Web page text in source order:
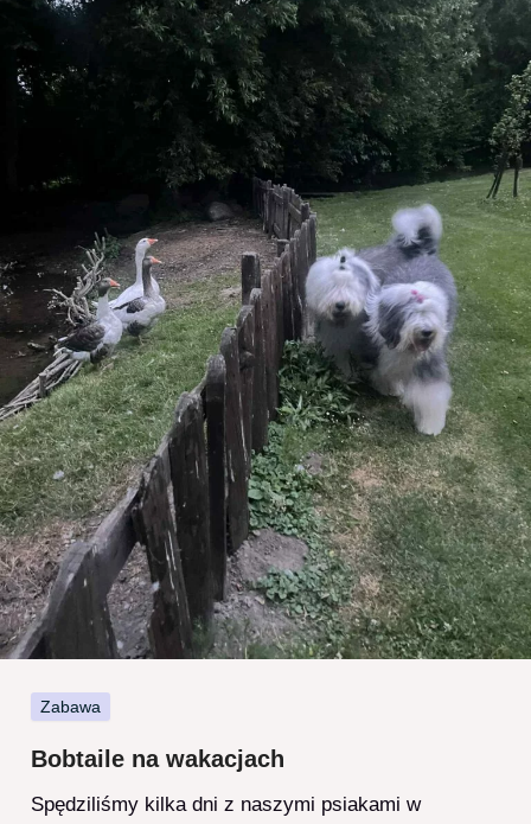
Zabawa
Bobtaile na wakacjach
Spędziliśmy kilka dni z naszymi psiakami w